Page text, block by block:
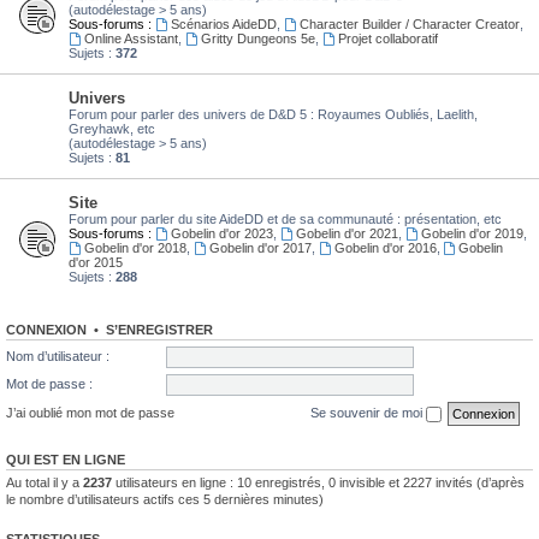
(autodélestage > 5 ans)
Sous-forums :
Scénarios AideDD, Character Builder / Character Creator,
Online Assistant, Gritty Dungeons 5e,
Projet collaboratif
Sujets : 372
Univers
Forum pour parler des univers de D&D 5 : Royaumes Oubliés, Laelith,
Greyhawk, etc
(autodélestage > 5 ans)
Sujets : 81
Site
Forum pour parler du site AideDD et de sa communauté : présentation, etc
Sous-forums :
Gobelin d'or 2023, Gobelin d'or 2021 Gobelin d'or 2019,
Gobelin d'or 2018, Gobelin d'or 2017, Gobelin d'or 2016,
Gobelin
d'or 2015
Sujets : 288
CONNEXION • S’ENREGISTRER
Nom d’utilisateur :
Mot de passe :
J’ai oublié mon mot de passe
Se souvenir de moi
QUI EST EN LIGNE
Au total il y a 2237 utilisateurs en ligne : 10 enregistrés, 0 invisible et 2227 invités (d’après
le nombre d’utilisateurs actifs ces 5 dernières minutes)